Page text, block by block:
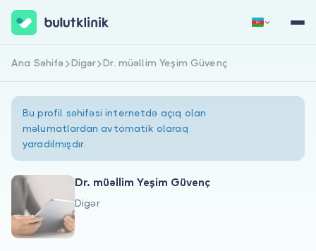
Haqqımızda
Xəstələr üçün
Qeydiyyat Daxil Ol
Ana Səhifə Digər Dr. müəllim Yeşim Güvenç
Bu profil səhifəsi internetdə açıq olan
məlumatlardan avtomatik olaraq
yaradılmışdır.
Dr. müəllim Yeşim Güvenç
Digər